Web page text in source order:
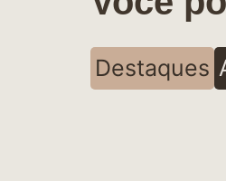
Destaques